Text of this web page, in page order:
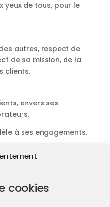
cookies
yeux de tous, pour le
autres, respect de
de sa mission, de la
clients.
envers ses
à ses engagements.